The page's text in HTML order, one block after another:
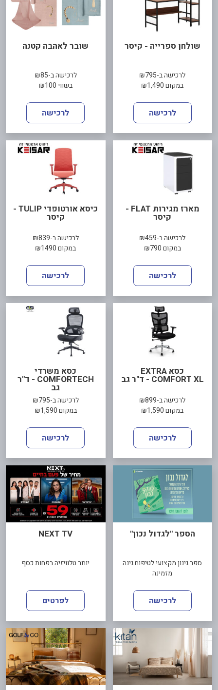
שולחן ספרייה - קיסר
לרכישה ב-₪795
במקום ₪1,490
לרכישה
שובר לאהבה קטנה
לרכישה ב-₪85
בשווי ₪100
לרכישה
מארז מגירות FLAT -
קיסר
לרכישה ב-₪459
במקום ₪790
לרכישה
כיסא אורטופדי TULIP -
קיסר
לרכישה ב-₪839
במקום ₪1490
לרכישה
כסא EXTRA
COMFORT XL - ד"ר גב
לרכישה ב-₪899
במקום ₪1,590
לרכישה
כסא משרדי
COMFORTECH - ד"ר
גב
לרכישה ב-₪795
במקום ₪1,590
לרכישה
הספר "לגדול נכון"
ספר גינון מקצועי לטיפוח גינה
מזמינה
לרכישה
NEXT TV
יותר טלוויזיה בפחות כסף
לפרטים